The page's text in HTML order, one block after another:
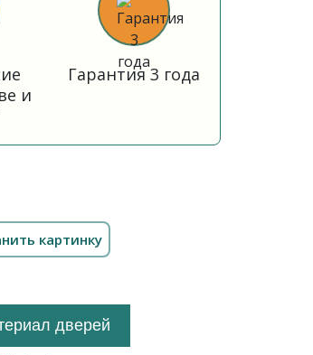
и
Гарантия 3 года
дверей